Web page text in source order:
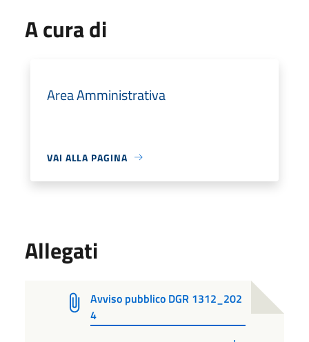
A cura di
Area Amministrativa
VAI ALLA PAGINA
Allegati
Avviso pubblico DGR 1312_202
4